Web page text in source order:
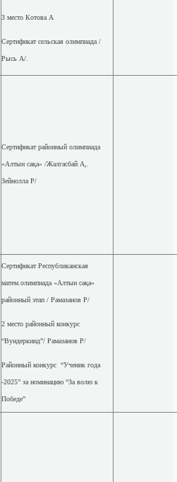
3 место Котова А
Сертификат сельская олимпиада /
Рысь А/.
Сертификат районный олимпиада
«Алтын сақа» /Жалгасбай А,.
Зейнолла Р/
Сертификат Республиканская
матем.олимпиада «Алтын сақа»
районный этап / Рамазанов Р/
2 место районный конкурс
“Вундеркинд”/ Рамазанов Р/
Районный конкурс “Ученик года
-2025” за номинацию “За волю к
Победе”